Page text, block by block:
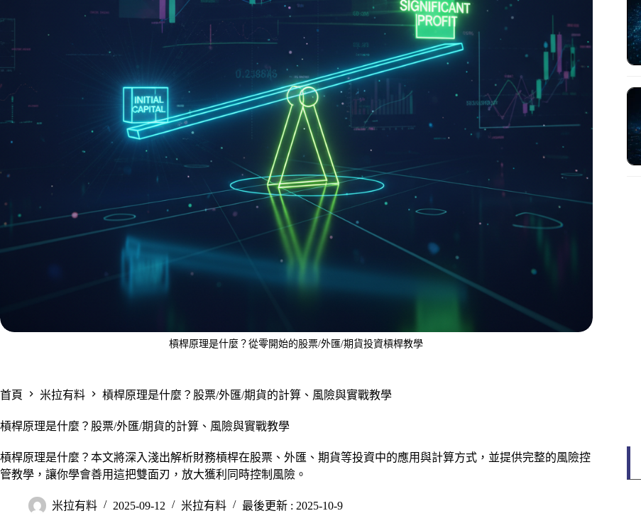
槓桿原理是什麼？從零開始的股票/外匯/期貨投資槓桿教學
首頁 米拉有料 槓桿原理是什麼？股票/外匯/期貨的計算、風險與實戰教學
槓桿原理是什麼？股票/外匯/期貨的計算、風險與實戰教學
槓桿原理是什麼？本文將深入淺出解析財務槓桿在股票、外匯、期貨等投資中的應用與計算方式，並提供完整的風險控
管教學，讓你學會善用這把雙面刃，放大獲利同時控制風險。
米拉有料 2025-09-12 米拉有料 最後更新 : 2025-10-9